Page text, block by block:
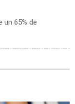
un 65% de